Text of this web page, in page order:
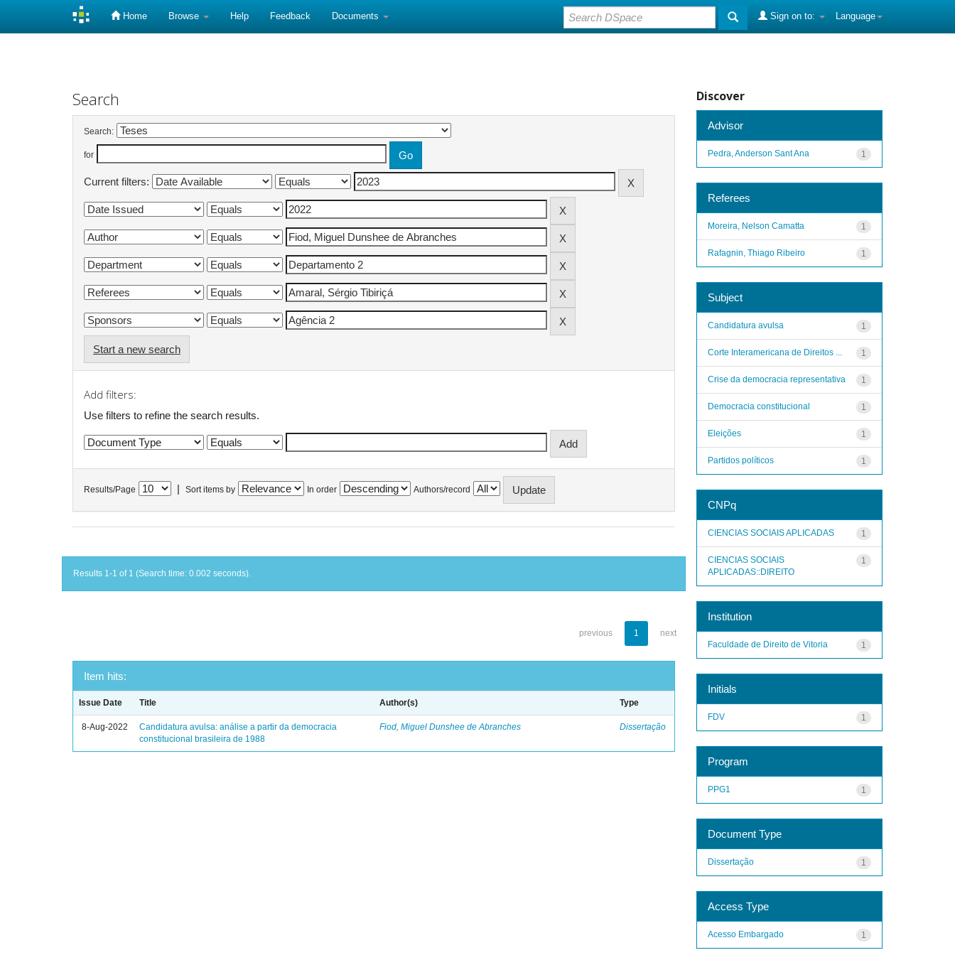
Home Browse Help Feedback Documents Language
Sign on to:
Search
Search:
for
Current filters:
Start a new search
Add filters:
Use filters to refine the search results.
Results/Page Sort items by In order Authors/record
Results 1-1 of 1 (Search time: 0.002 seconds).
previous 1 next
Item hits:
Issue Date Title Author(s) Type
8-Aug-2022
Candidatura avulsa: análise a partir da democracia
constitucional brasileira de 1988
Fiod, Miguel Dunshee de Abranches Dissertação
Discover
Advisor
1
Pedra, Anderson Sant Ana
Referees
1
Moreira, Nelson Camatta
1
Rafagnin, Thiago Ribeiro
Subject
1
Candidatura avulsa
1
Corte Interamericana de Direitos ...
1
Crise da democracia representativa
1
Democracia constitucional
1
Eleições
1
Partidos políticos
CNPq
1
CIENCIAS SOCIAIS APLICADAS
1
CIENCIAS SOCIAIS
APLICADAS::DIREITO
Institution
1
Faculdade de Direito de Vitoria
Initials
1
FDV
Program
1
PPG1
Document Type
1
Dissertação
Access Type
1
Acesso Embargado